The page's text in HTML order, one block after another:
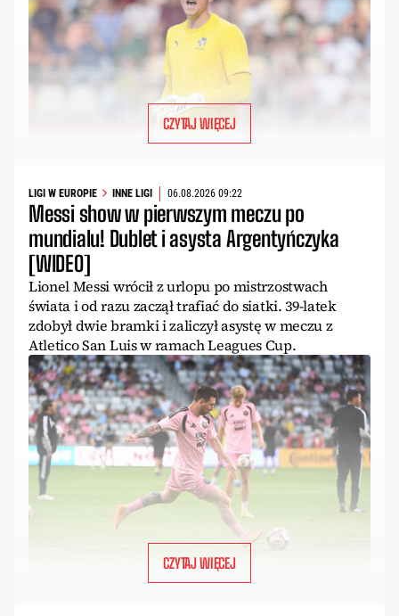
CZYTAJ WIĘCEJ
LIGI W EUROPIE INNE LIGI 06.08.2026 09:22
Messi show w pierwszym meczu po
mundialu! Dublet i asysta Argentyńczyka
[WIDEO]
Lionel Messi wrócił z urlopu po mistrzostwach
świata i od razu zaczął trafiać do siatki. 39-latek
zdobył dwie bramki i zaliczył asystę w meczu z
Atletico San Luis w ramach Leagues Cup.
CZYTAJ WIĘCEJ